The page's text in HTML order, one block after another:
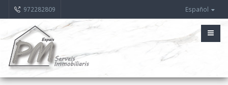
972282809 Español